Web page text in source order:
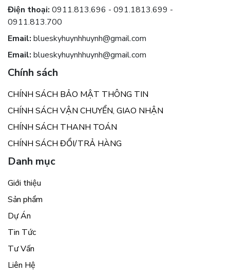
Điện thoại: 0911.813.696 - 091.1813.699 -
0911.813.700
Email: blueskyhuynhhuynh@gmail.com
Email: blueskyhuynhhuynh@gmail.com
Chính sách
CHÍNH SÁCH BẢO MẬT THÔNG TIN
CHÍNH SÁCH VẬN CHUYỂN, GIAO NHẬN
CHÍNH SÁCH THANH TOÁN
CHÍNH SÁCH ĐỔI/TRẢ HÀNG
Danh mục
Giới thiệu
Sản phẩm
Dự Án
Tin Tức
Tư Vấn
Liên Hệ